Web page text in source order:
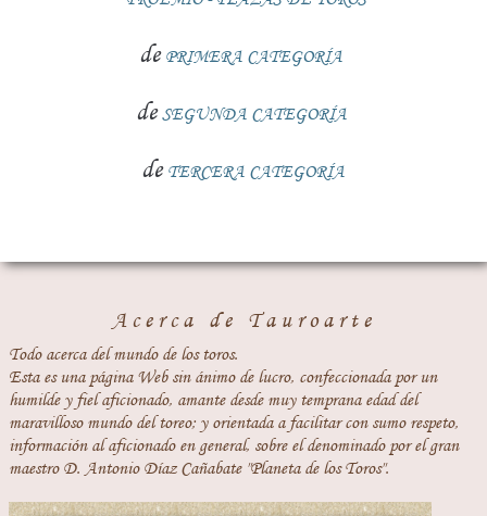
de PRIMERA CATEGORÍA
deSEGUNDA CATEGORÍA
de TERCERA CATEGORÍA
Acerca de Tauroarte
Todo acerca del mundo de los toros.
Esta es una página Web sin ánimo de lucro, confeccionada por un
humilde y fiel aficionado, amante desde muy temprana edad del
maravilloso mundo del toreo; y orientada a facilitar con sumo respeto,
información al aficionado en general, sobre el denominado por el gran
maestro D. Antonio Díaz Cañabate "Planeta de los Toros".